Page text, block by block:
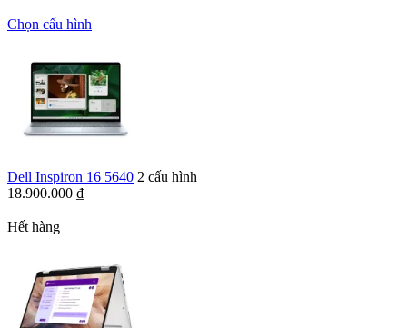
Chọn cấu hình
Dell Inspiron 16 5640 2 cấu hình
18.900.000 ₫
Hết hàng